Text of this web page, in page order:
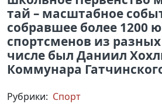
тай – масштабное
собравшее более 1200
спортсменов из
числе был Даниил
Коммунара
Рубрики: Спорт